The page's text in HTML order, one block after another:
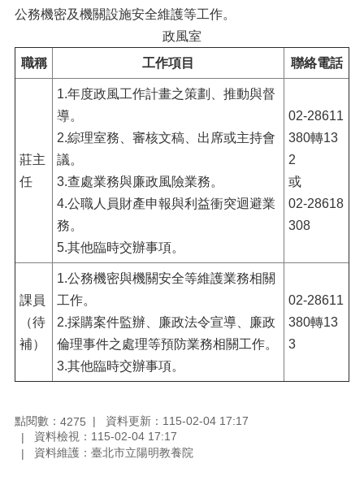
公務機密及機關設施安全維護等工作。
職稱 工作項目 聯絡電話
政風室
莊主
任
1.年度政風工作計畫之策劃、推動與督
導。
2.綜理室務、審核文稿、出席或主持會
議。
3.查處業務與廉政風險業務。
4.公職人員財產申報與利益衝突迴避業
務。
5.其他臨時交辦事項。
02-28611
380轉13
2
或
02-28618
308
課員
（待
補）
1.公務機密與機關安全等維護業務相關
工作。
2.採購案件監辦、廉政法令宣導、廉政
倫理事件之處理等預防業務相關工作。
3.其他臨時交辦事項。
02-28611
380轉13
3
點閱數： 4275
資料更新：115-02-04 17:17
資料檢視：115-02-04 17:17
資料維護：臺北市立陽明教養院